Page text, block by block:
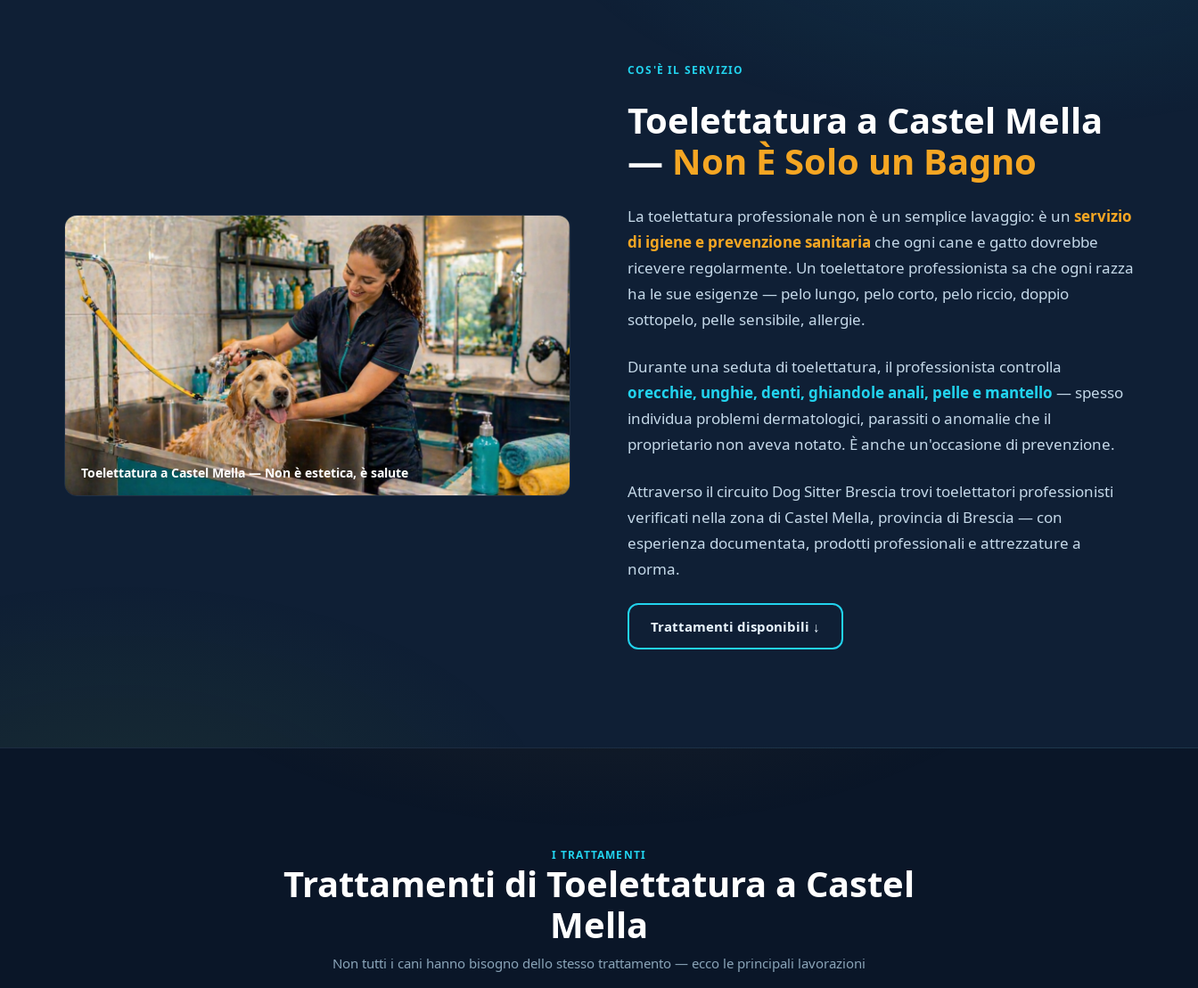
Toelettatura a Castel Mella — Non è estetica, è salute
COS'È IL SERVIZIO
Toelettatura a Castel Mella
— Non È Solo un Bagno
La toelettatura professionale non è un semplice lavaggio: è un servizio
di igiene e prevenzione sanitaria che ogni cane e gatto dovrebbe
ricevere regolarmente. Un toelettatore professionista sa che ogni razza
ha le sue esigenze — pelo lungo, pelo corto, pelo riccio, doppio
sottopelo, pelle sensibile, allergie.
Durante una seduta di toelettatura, il professionista controlla
orecchie, unghie, denti, ghiandole anali, pelle e mantello — spesso
individua problemi dermatologici, parassiti o anomalie che il
proprietario non aveva notato. È anche un'occasione di prevenzione.
Attraverso il circuito Dog Sitter Brescia trovi toelettatori professionisti
verificati nella zona di Castel Mella, provincia di Brescia — con
esperienza documentata, prodotti professionali e attrezzature a
norma.
Trattamenti disponibili ↓
I TRATTAMENTI
Trattamenti di Toelettatura a Castel
Mella
Non tutti i cani hanno bisogno dello stesso trattamento — ecco le principali lavorazioni